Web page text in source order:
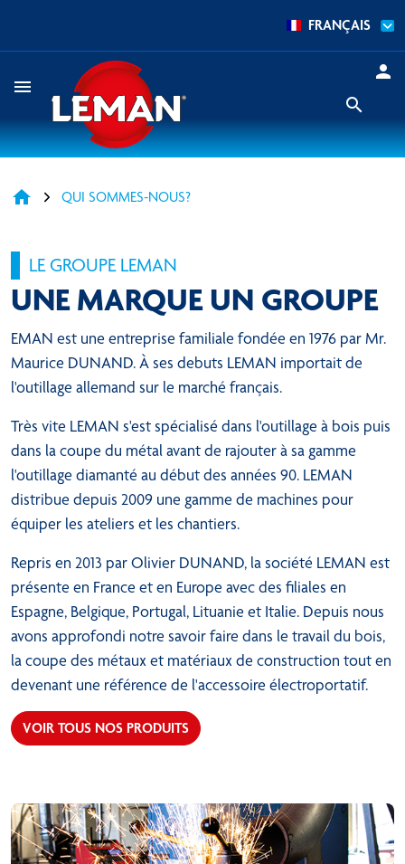
FRANÇAIS
search

menu
home QUI SOMMES-NOUS?
LE GROUPE LEMAN
UNE MARQUE UN GROUPE
EMAN est une entreprise familiale fondée en 1976 par Mr.
Maurice DUNAND. À ses debuts LEMAN importait de
l'outillage allemand sur le marché français.
Très vite LEMAN s'est spécialisé dans l'outillage à bois puis
dans la coupe du métal avant de rajouter à sa gamme
l'outillage diamanté au début des années 90. LEMAN
distribue depuis 2009 une gamme de machines pour
équiper les ateliers et les chantiers.
Repris en 2013 par Olivier DUNAND, la société LEMAN est
présente en France et en Europe avec des filiales en
Espagne, Belgique, Portugal, Lituanie et Italie. Depuis nous
avons approfondi notre savoir faire dans le travail du bois,
la coupe des métaux et matériaux de construction tout en
devenant une référence de l'accessoire électroportatif.
VOIR TOUS NOS PRODUITS